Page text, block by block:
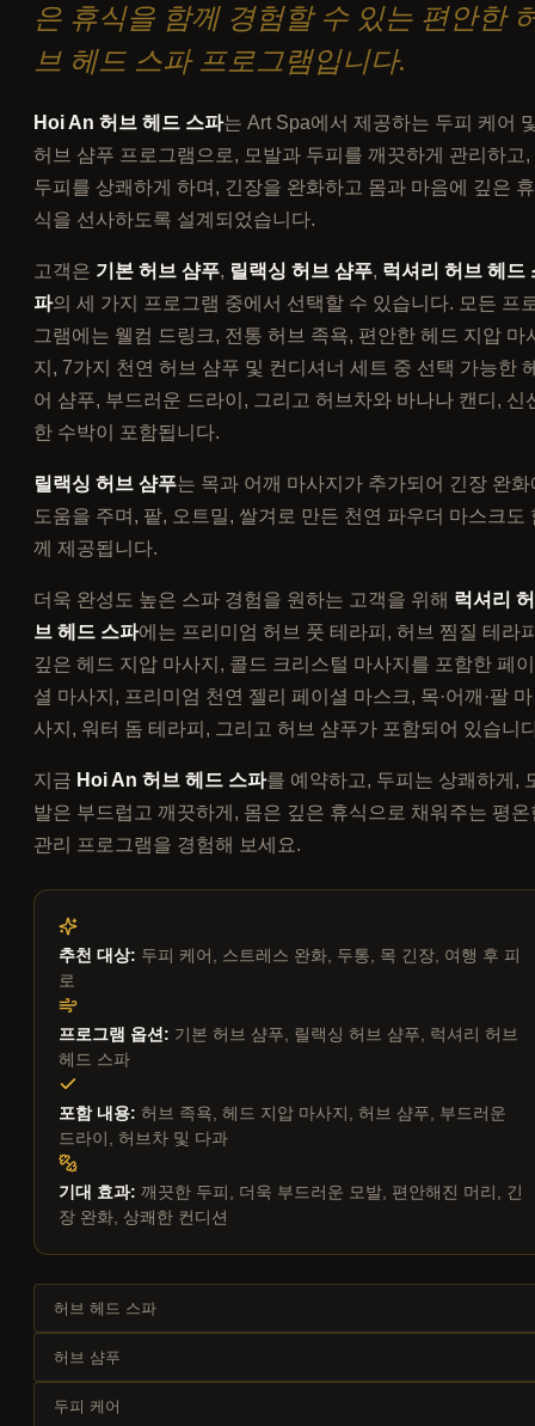
은 휴식을 함께 경험할 수 있는 편안한
브 헤드 스파 프로그램입니다.
Hoi An 허브 헤드 스파는 Art Spa에서 제공하는 두피 케어
허브 샴푸 프로그램으로, 모발과 두피를 깨끗하게 관리하고,
두피를 상쾌하게 하며, 긴장을 완화하고 몸과 마음에 깊은 휴
식을 선사하도록 설계되었습니다.
고객은 기본 허브 샴푸, 릴랙싱 허브 샴푸, 럭셔리 허브 헤드
파의 세 가지 프로그램 중에서 선택할 수 있습니다. 모든 프
그램에는 웰컴 드링크, 전통 허브 족욕, 편안한 헤드 지압 마
지, 7가지 천연 허브 샴푸 및 컨디셔너 세트 중 선택 가능한
어 샴푸, 부드러운 드라이, 그리고 허브차와 바나나 캔디, 신
한 수박이 포함됩니다.
릴랙싱 허브 샴푸는 목과 어깨 마사지가 추가되어 긴장 완화
도움을 주며, 팥, 오트밀, 쌀겨로 만든 천연 파우더 마스크도
께 제공됩니다.
더욱 완성도 높은 스파 경험을 원하는 고객을 위해 럭셔리 허
브 헤드 스파에는 프리미엄 허브 풋 테라피, 허브 찜질 테라
깊은 헤드 지압 마사지, 콜드 크리스털 마사지를 포함한 페이
셜 마사지, 프리미엄 천연 젤리 페이셜 마스크, 목·어깨·팔 마
사지, 워터 돔 테라피, 그리고 허브 샴푸가 포함되어 있습니
지금 Hoi An 허브 헤드 스파를 예약하고, 두피는 상쾌하게,
발은 부드럽고 깨끗하게, 몸은 깊은 휴식으로 채워주는 평온
관리 프로그램을 경험해 보세요.
추천 대상: 두피 케어, 스트레스 완화, 두통, 목 긴장, 여행 후 피
로
프로그램 옵션: 기본 허브 샴푸, 릴랙싱 허브 샴푸, 럭셔리 허브
헤드 스파
포함 내용: 허브 족욕, 헤드 지압 마사지, 허브 샴푸, 부드러운
드라이, 허브차 및 다과
기대 효과: 깨끗한 두피, 더욱 부드러운 모발, 편안해진 머리, 긴
장 완화, 상쾌한 컨디션
허브 헤드 스파
허브 샴푸
두피 케어